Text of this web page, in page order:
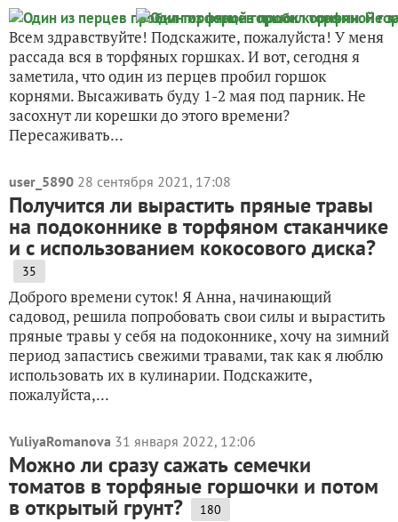
Всем здравствуйте! Подскажите, пожалуйста! У меня
рассада вся в торфяных горшках. И вот, сегодня я
заметила, что один из перцев пробил горшок
корнями. Высаживать буду 1-2 мая под парник. Не
засохнут ли корешки до этого времени?
Пересаживать...
user_5890 28 сентября 2021, 17:08
Получится ли вырастить пряные травы
на подоконнике в торфяном стаканчике
и с использованием кокосового диска?
35
Доброго времени суток! Я Анна, начинающий
садовод, решила попробовать свои силы и вырастить
пряные травы у себя на подоконнике, хочу на зимний
период запастись свежими травами, так как я люблю
использовать их в кулинарии. Подскажите,
пожалуйста,...
YuliyaRomanova 31 января 2022, 12:06
Можно ли сразу сажать семечки
томатов в торфяные горшочки и потом
в открытый грунт? 180